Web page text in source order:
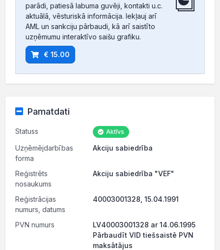
parādi, patiesā labuma guvēji, kontakti u.c.
aktuālā, vēsturiskā informācija. Iekļauj arī
AML un sankciju pārbaudi, kā arī saistīto
uzņēmumu interaktīvo saišu grafiku.
€ 15.00
Pamatdati
Statuss Aktīvs
Uzņēmējdarbības
forma
Akciju sabiedrība
Reģistrēts
nosaukums
Akciju sabiedrība "VEF"
Reģistrācijas
numurs, datums
40003001328, 15.04.1991
PVN numurs
LV40003001328 ar 14.06.1995
Pārbaudīt VID tiešsaistē PVN
maksātājus